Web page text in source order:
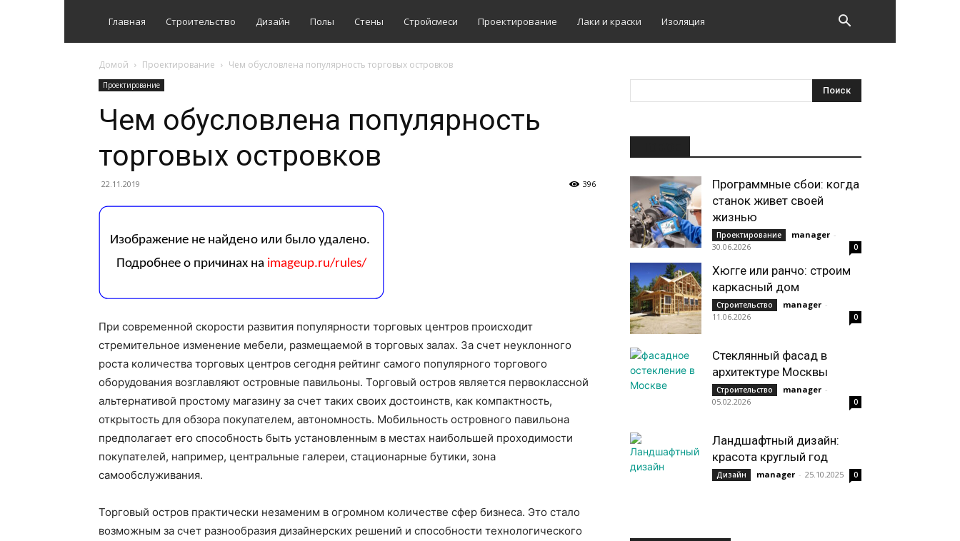
Главная Строительство Дизайн Полы Стены Стройсмеси Проектирование Лаки и краски Изоляция
Домой Проектирование Чем обусловлена популярность торговых островков
Проектирование
Чем обусловлена популярность
торговых островков
22.11.2019 396
При современной скорости развития популярности торговых центров происходит
стремительное изменение мебели, размещаемой в торговых залах. За счет неуклонного
роста количества торговых центров сегодня рейтинг самого популярного торгового
оборудования возглавляют островные павильоны. Торговый остров является первоклассной
альтернативой простому магазину за счет таких своих достоинств, как компактность,
открытость для обзора покупателем, автономность. Мобильность островного павильона
предполагает его способность быть установленным в местах наибольшей проходимости
покупателей, например, центральные галереи, стационарные бутики, зона
самообслуживания.
Торговый остров практически незаменим в огромном количестве сфер бизнеса. Это стало
возможным за счет разнообразия дизайнерских решений и способности технологического
Программные сбои: когда
станок живет своей
жизнью
Проектирование manager -
30.06.2026
0
Хюгге или ранчо: строим
каркасный дом
Строительство manager -
11.06.2026
0
Стеклянный фасад в
архитектуре Москвы
Строительство manager -
05.02.2026
0
Ландшафтный дизайн:
красота круглый год
Дизайн manager - 25.10.2025 0